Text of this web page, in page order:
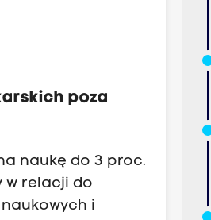
poza
naukę do 3 proc.
w relacji do
i